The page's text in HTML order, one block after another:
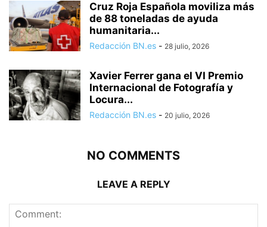
Cruz Roja Española moviliza más
de 88 toneladas de ayuda
humanitaria...
Redacción BN.es - 28 julio, 2026
Xavier Ferrer gana el VI Premio
Internacional de Fotografía y
Locura...
Redacción BN.es - 20 julio, 2026
NO COMMENTS
LEAVE A REPLY